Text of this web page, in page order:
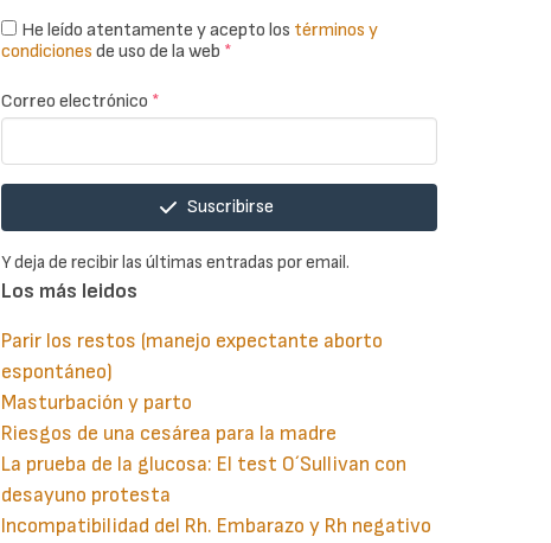
He leído atentamente y acepto los términos y
condiciones de uso de la web *
Correo electrónico *
Suscribirse
Y deja de recibir las últimas entradas por email.
Los más leidos
Parir los restos (manejo expectante aborto
espontáneo)
Masturbación y parto
Riesgos de una cesárea para la madre
La prueba de la glucosa: El test O´Sullivan con
desayuno protesta
Incompatibilidad del Rh. Embarazo y Rh negativo